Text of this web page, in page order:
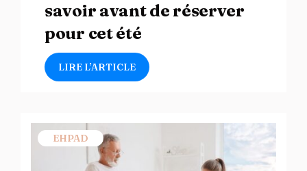
savoir avant de réserver
pour cet été
LIRE L’ARTICLE
EHPAD